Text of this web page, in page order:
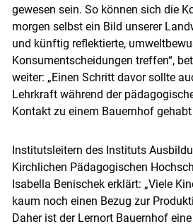
gewesen sein. So können sich die
morgen selbst ein Bild unserer
und künftig reflektierte,
Konsumentscheidungen treffen“,
weiter: „Einen Schritt davor sollte
Lehrkraft während der
Kontakt zu einem Bauernhof gehabt
Institutsleitern des Instituts
Kirchlichen Pädagogischen
Isabella Benischek erklärt: „Viele
kaum noch einen Bezug zur
Daher ist der Lernort Bauernhof